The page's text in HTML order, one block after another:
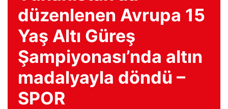
düzenlenen Avrupa 15
Yaş Altı Güreş
Şampiyonası’nda altın
madalyayla döndü –
SPOR